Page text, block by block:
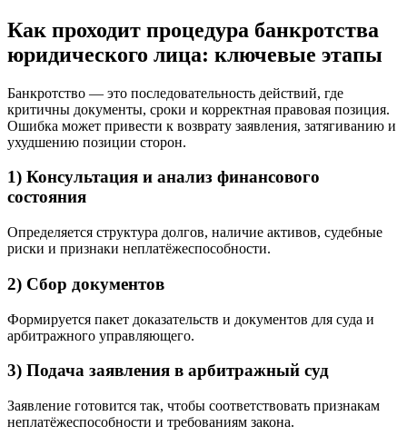
Как проходит процедура банкротства
юридического лица: ключевые этапы
Банкротство — это последовательность действий, где
критичны документы, сроки и корректная правовая позиция.
Ошибка может привести к возврату заявления, затягиванию и
ухудшению позиции сторон.
1) Консультация и анализ финансового
состояния
Определяется структура долгов, наличие активов, судебные
риски и признаки неплатёжеспособности.
2) Сбор документов
Формируется пакет доказательств и документов для суда и
арбитражного управляющего.
3) Подача заявления в арбитражный суд
Заявление готовится так, чтобы соответствовать признакам
неплатёжеспособности и требованиям закона.